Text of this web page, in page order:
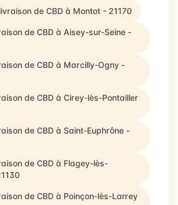
de CBD à Montot - 21170
de CBD à Aisey-sur-Seine -
de CBD à Marcilly-Ogny -
de CBD à Cirey-lès-Pontailler
de CBD à Saint-Euphrône -
de CBD à Flagey-lès-
de CBD à Poinçon-lès-Larrey